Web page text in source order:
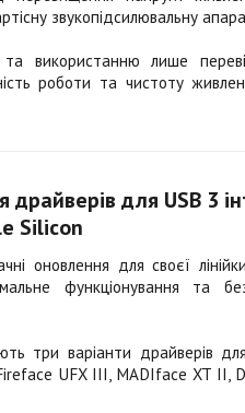
звукопідсилювальну
та використанню лише
роботи та чистоту
драйверів для USB 3
Silicon
оновлення для своєї
функціонування та
три варіанти драйверів
UFX III, MADIface XT II,